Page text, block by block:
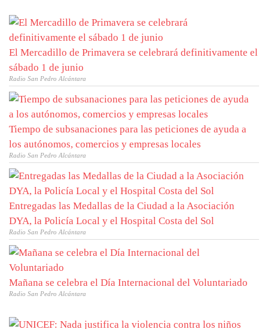
El Mercadillo de Primavera se celebrará definitivamente el
sábado 1 de junio
Radio San Pedro Alcántara
Tiempo de subsanaciones para las peticiones de ayuda a
los autónomos, comercios y empresas locales
Radio San Pedro Alcántara
Entregadas las Medallas de la Ciudad a la Asociación
DYA, la Policía Local y el Hospital Costa del Sol
Radio San Pedro Alcántara
Mañana se celebra el Día Internacional del Voluntariado
Radio San Pedro Alcántara